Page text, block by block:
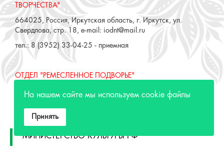
ТВОРЧЕСТВА"
664025, Россия, Иркутская область, г. Иркутск, ул.
Свердлова, стр. 18, e-mail: iodnt@mail.ru
тел.: 8 (3952) 33-04-25 - приемная
ОТДЕЛ "РЕМЕСЛЕННОЕ ПОДВОРЬЕ"
664025, Россия, Иркутская область, г. Иркутск, ул. 3 июля,
тел.: 8 (3952) 48-71-30
МИНИСТЕРСТВО КУЛЬТУРЫ РФ
На нашем сайте мы используем cookie файлы
Принять